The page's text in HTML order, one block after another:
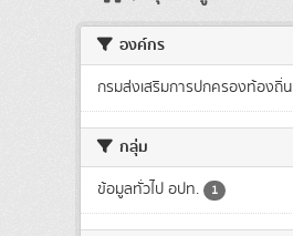
องค์กร
กรมส่งเสริมการปกครองท้องถิ่น
กลุ่ม
ข้อมูลทั่วไป อปท. 1